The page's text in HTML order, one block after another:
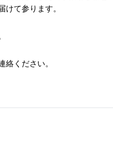
けて参ります。
ください。